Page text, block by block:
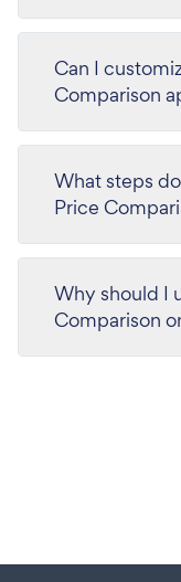
Can I
Comparison
What steps
Price
Why should I
Comparison